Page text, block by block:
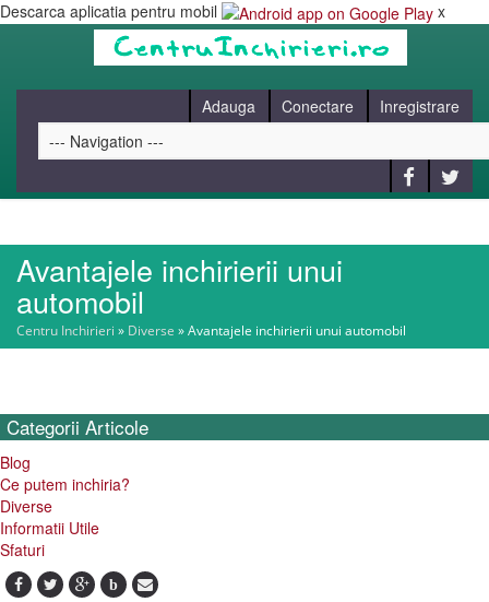
Descarca aplicatia pentru mobil x
Adauga Conectare Inregistrare
HOME
CAUT
Avantajele inchirierii unui
automobil
Centru Inchirieri » Diverse »Avantajele inchirierii unui automobil
Categorii Articole
Blog
Ce putem inchiria?
Diverse
Informatii Utile
Sfaturi
b